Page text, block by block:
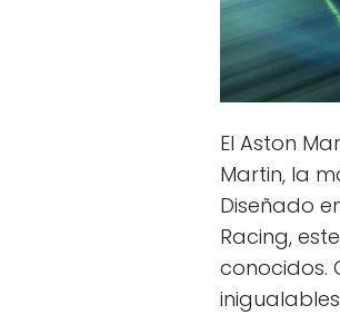
El Aston
Martin, la
Diseñado
Racing,
conocidos.